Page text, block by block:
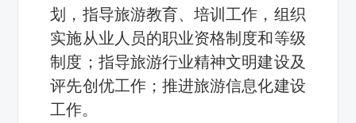
划，指导旅游教育、培训工作，组织
实施从业人员的职业资格制度和等级
制度；指导旅游行业精神文明建设及
评先创优工作；推进旅游信息化建设
工作。